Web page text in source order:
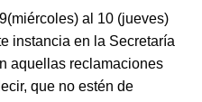
al 10 (jueves)
instancia en la Secretaría
aquellas reclamaciones
que no estén de